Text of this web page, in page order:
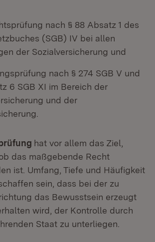
nach § 88 Absatz 1 des
(SGB) IV bei allen
der Sozialversicherung und
nach § 274 SGB V und
6 SGB XI im Bereich der
und der
hat vor allem das Ziel,
das maßgebende Recht
ist. Umfang, Tiefe und Häufigkeit
sein, dass bei der zu
das Bewusstsein erzeugt
wird, der Kontrolle durch
Staat zu unterliegen.